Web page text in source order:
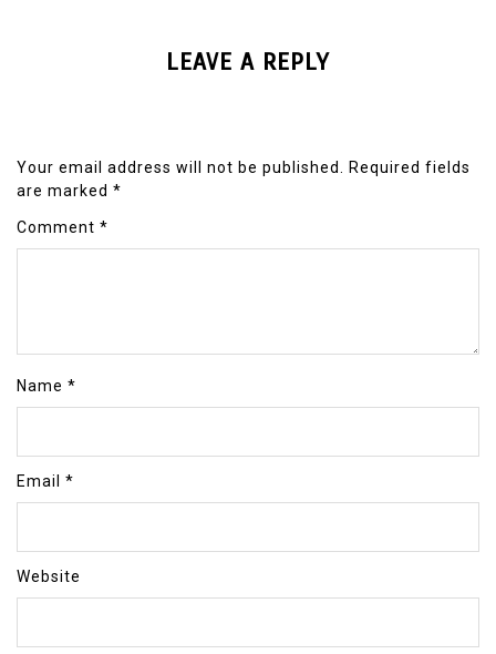
LEAVE A REPLY
Your email address will not be published.
Required fields
are marked *
Comment *
Name *
Email *
Website